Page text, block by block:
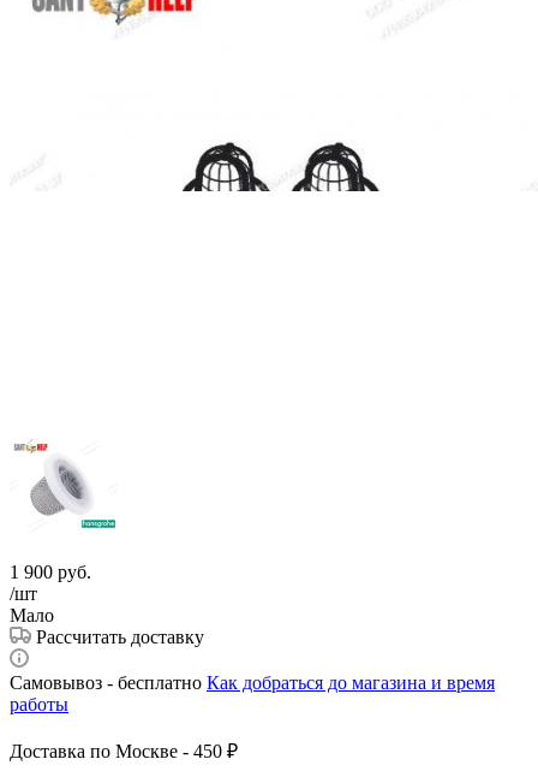
1 900 руб.
/шт
Мало
Рассчитать доставку
Самовывоз - бесплатно Как добраться до магазина и время
работы
Доставка по Москве - 450 ₽